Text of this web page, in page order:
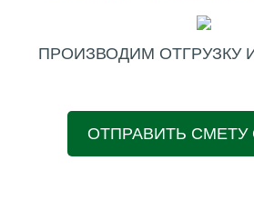
ПРОИЗВОДИМ ОТГРУЗКУ
ОТПРАВИТЬ СМЕТУ